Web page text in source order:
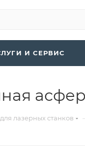
И СЕРВИС
лазерных станков